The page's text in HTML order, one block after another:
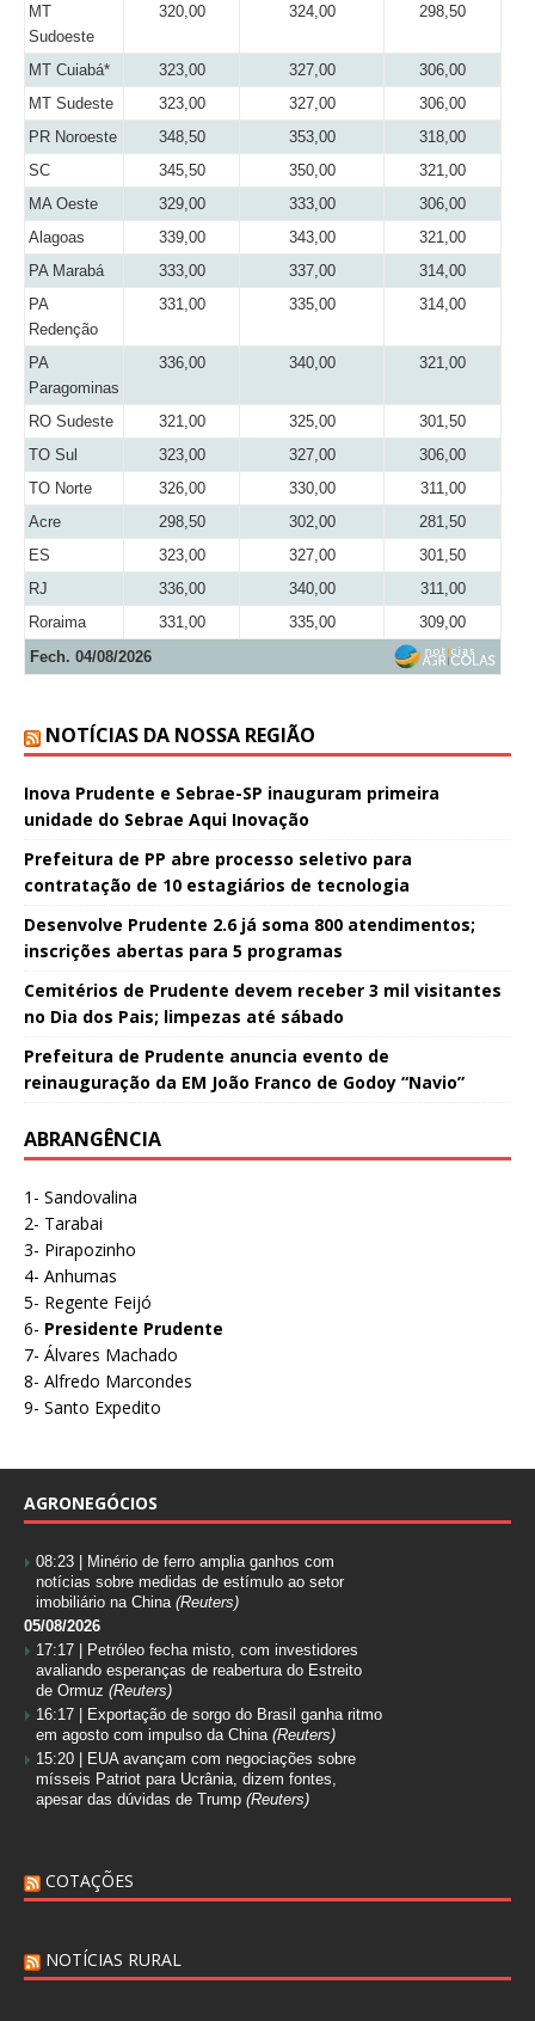
MT
Sudoeste
320,00 324,00 298,50
MT Cuiabá* 323,00 327,00
306,00
MT Sudeste
323,00 327,00
306,00
PR Noroeste
348,50 353,00
318,00
SC
345,50 350,00
321,00
MA Oeste
329,00 333,00
306,00
Alagoas
339,00 343,00
321,00
PA Marabá
333,00 337,00
314,00
PA
Redenção
331,00 335,00 314,00
PA
Paragominas
336,00 340,00 321,00
RO Sudeste 321,00 325,00
301,50
TO Sul
323,00 327,00
306,00
TO Norte
326,00 330,00
311,00
Acre
298,50 302,00
281,50
ES
323,00 327,00
301,50
RJ
336,00 340,00
311,00
Roraima
331,00 335,00
309,00
Fech. 04/08/2026
NOTÍCIAS DA NOSSA REGIÃO
Inova Prudente e Sebrae-SP inauguram primeira
unidade do Sebrae Aqui Inovação
Prefeitura de PP abre processo seletivo para
contratação de 10 estagiários de tecnologia
Desenvolve Prudente 2.6 já soma 800 atendimentos;
inscrições abertas para 5 programas
Cemitérios de Prudente devem receber 3 mil visitantes
no Dia dos Pais; limpezas até sábado
Prefeitura de Prudente anuncia evento de
reinauguração da EM João Franco de Godoy “Navio”
ABRANGÊNCIA
1- Sandovalina
2- Tarabai
3- Pirapozinho
4- Anhumas
5- Regente Feijó
6- Presidente Prudente
7- Álvares Machado
8- Alfredo Marcondes
9- Santo Expedito
AGRONEGÓCIOS
08:23 |
Minério de ferro amplia ganhos com
notícias sobre medidas de estímulo ao setor
imobiliário na China (Reuters)
05/08/2026
17:17 |
Petróleo fecha misto, com investidores
avaliando esperanças de reabertura do Estreito
de Ormuz (Reuters)
16:17 |
Exportação de sorgo do Brasil ganha ritmo
em agosto com impulso da China (Reuters)
15:20 |
EUA avançam com negociações sobre
mísseis Patriot para Ucrânia, dizem fontes,
apesar das dúvidas de Trump (Reuters)
COTAÇÕES
NOTÍCIAS RURAL